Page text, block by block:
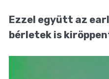
MÁSVILÁG
BLOG
Ezzel együtt az
bérletek is